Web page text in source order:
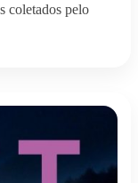
coletados pelo